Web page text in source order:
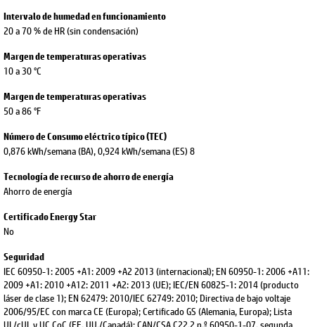
Intervalo de humedad en funcionamiento
20 a 70 % de HR (sin condensación)
Margen de temperaturas operativas
10 a 30 °C
Margen de temperaturas operativas
50 a 86 °F
Número de Consumo eléctrico típico (TEC)
0,876 kWh/semana (BA), 0,924 kWh/semana (ES) 8
Tecnología de recurso de ahorro de energía
Ahorro de energía
Certificado Energy Star
No
Seguridad
IEC 60950-1: 2005 +A1: 2009 +A2 2013 (internacional); EN 60950-1: 2006 +A11:
2009 +A1: 2010 +A12: 2011 +A2: 2013 (UE); IEC/EN 60825-1: 2014 (producto
láser de clase 1); EN 62479: 2010/IEC 62749: 2010; Directiva de bajo voltaje
2006/95/EC con marca CE (Europa); Certificado GS (Alemania, Europa); Lista
UL/cUL y UC CoC (EE. UU./Canadá); CAN/CSA C22.2 n.º 60950-1-07, segunda